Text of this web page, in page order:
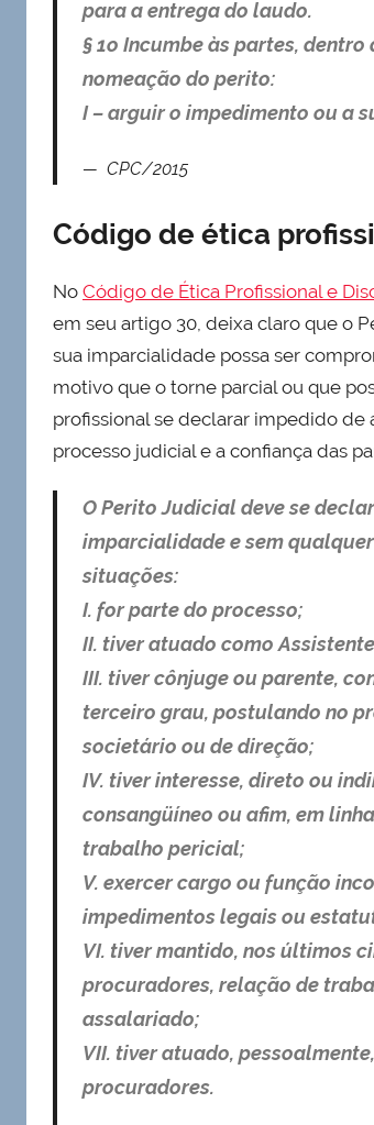
para a entrega do laudo.
§ 1o Incumbe às partes,
nomeação do perito:
I – arguir o impedimento ou a
CPC/2015
Código de ética
No Código de Ética Profissional e
em seu artigo 30, deixa claro que o
sua imparcialidade possa ser
motivo que o torne parcial ou que
profissional se declarar impedido de
processo judicial e a confiança das
O Perito Judicial deve se
imparcialidade e sem
situações:
I. for parte do processo;
II. tiver atuado como
III. tiver cônjuge ou parente,
terceiro grau, postulando no
societário ou de direção;
IV. tiver interesse, direto ou
consangüíneo ou afim, em
trabalho pericial;
V. exercer cargo ou função
impedimentos legais ou
VI. tiver mantido, nos últimos
procuradores, relação de
assalariado;
VII. tiver atuado,
procuradores.